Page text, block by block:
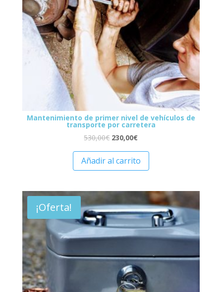
Mantenimiento de primer nivel de vehículos de
transporte por carretera
530,00€ 230,00€
Añadir al carrito
¡Oferta!